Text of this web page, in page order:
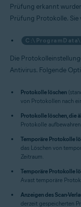
Prüfung erkannt
Prüfung Protokolle.
Die
Antivirus. Folgende
Protokolle löschen
von Protokollen nach
Protokolle löschen, die
Protokolle
Temporäre Protokolle
das Löschen von
Zeitraum.
Temporäre Protokolle
Avast temporäre
Anzeigen des Scan-
derzeit gespeicherten